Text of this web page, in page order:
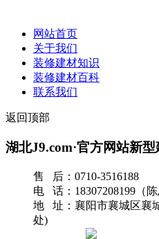
网站首页
关于我们
装修建材知识
装修建材百科
联系我们
返回顶部
湖北J9.com·官方网站新
售 后：0710-3516188
电 话：18307208199（陈
地 址：襄阳市襄城区襄
处)